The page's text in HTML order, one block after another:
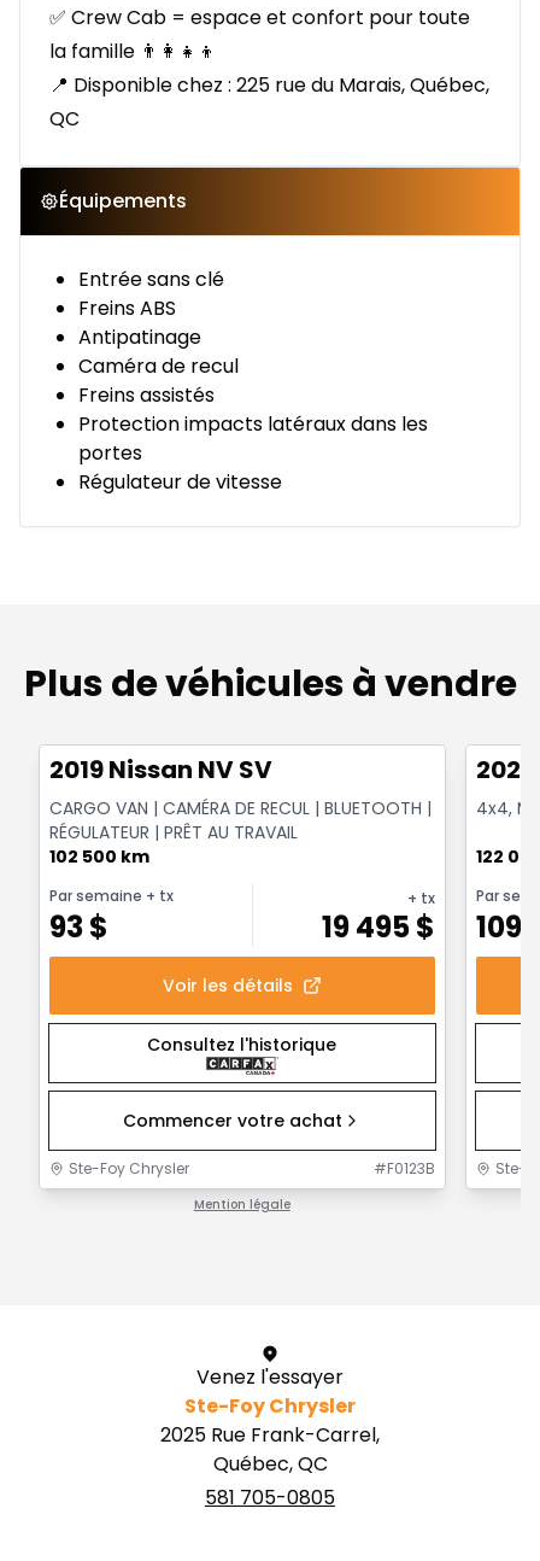
✅ Crew Cab = espace et confort pour toute
la famille 👨‍👩‍👧‍👦
📍 Disponible chez : 225 rue du Marais, Québec,
QC
Équipements
Entrée sans clé
Freins ABS
Antipatinage
Caméra de recul
Freins assistés
Protection impacts latéraux dans les
portes
Régulateur de vitesse
Plus de véhicules à vendre
2019 Nissan NV SV
CARGO VAN | CAMÉRA DE RECUL | BLUETOOTH |
RÉGULATEUR | PRÊT AU TRAVAIL
102 500 km
Par semaine + tx
93$
+ tx
19 495$
Voir les détails
Consultez l'historique
Commencer votre achat
Ste-Foy Chrysler #F0123B
Mention légale
4x4,
122
Par
109
Ste-
Venez l'essayer
Ste-Foy Chrysler
2025 Rue Frank-Carrel,
Québec, QC
581 705-0805